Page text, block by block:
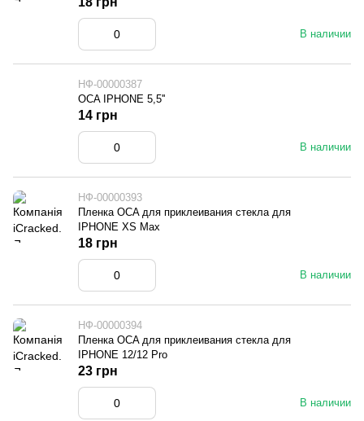
В наличии
НФ-00000387
OCA IPHONE 5,5''
В наличии
14 грн
НФ-00000393
Пленка OCA для приклеивания стекла для
IPHONE XS Max
В наличии
18 грн
НФ-00000394
Пленка OCA для приклеивания стекла для
IPHONE 12/12 Pro
В наличии
23 грн